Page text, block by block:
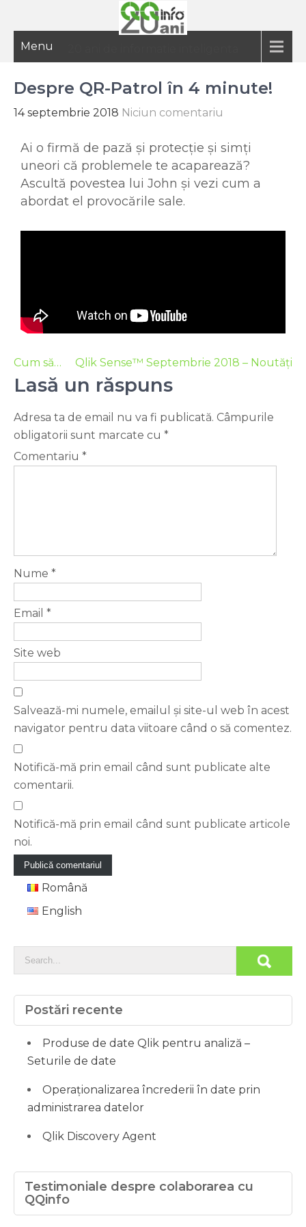
Menu
Despre QR-Patrol în 4 minute!
14 septembrie 2018 Niciun comentariu
Ai o firmă de pază și protecție și simți
uneori că problemele te acaparează?
Ascultă povestea lui John și vezi cum a
abordat el provocările sale.
Cum să… Qlik Sense™ Septembrie 2018 – Noutăți
Lasă un răspuns
Adresa ta de email nu va fi publicată. Câmpurile
obligatorii sunt marcate cu *
Comentariu *
Nume *
Email *
Site web
Salvează-mi numele, emailul și site-ul web în acest
navigator pentru data viitoare când o să comentez.
Notifică-mă prin email când sunt publicate alte
comentarii.
Notifică-mă prin email când sunt publicate articole
noi.
Română
English
Postări recente
Produse de date Qlik pentru analiză –
Seturile de date
Operaționalizarea încrederii în date prin
administrarea datelor
Qlik Discovery Agent
Testimoniale despre colaborarea cu
QQinfo